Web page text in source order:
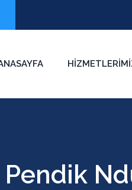
Pendik